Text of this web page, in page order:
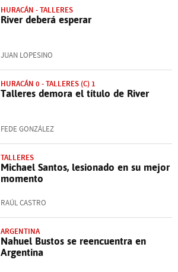
HURACÁN - TALLERES
River deberá esperar
JUAN LOPESINO
HURACÁN 0 - TALLERES (C) 1
Talleres demora el título de River
FEDE GONZÁLEZ
TALLERES
Michael Santos, lesionado en su mejor
momento
RAÚL CASTRO
ARGENTINA
Nahuel Bustos se reencuentra en
Argentina